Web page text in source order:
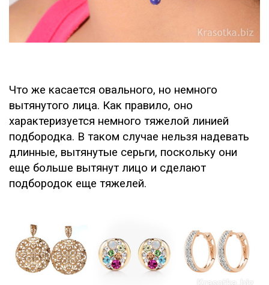
Что же касается овального, но немного
вытянутого лица. Как правило, оно
характеризуется немного тяжелой линией
подбородка. В таком случае нельзя надевать
длинные, вытянутые серьги, поскольку они
еще больше вытянут лицо и сделают
подбородок еще тяжелей.